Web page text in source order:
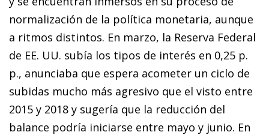
normalización de la política monetaria, aunque
a ritmos distintos. En marzo, la Reserva Federal
de EE. UU. subía los tipos de interés en 0,25 p.
p., anunciaba que espera acometer un ciclo de
subidas mucho más agresivo que el visto entre
2015 y 2018 y sugería que la reducción del
balance podría iniciarse entre mayo y junio. En